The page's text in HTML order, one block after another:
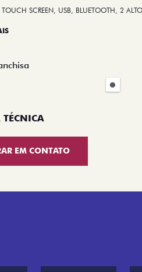
SCREEN, USB, BLUETOOTH, 2
TÉCNICA
EM CONTATO